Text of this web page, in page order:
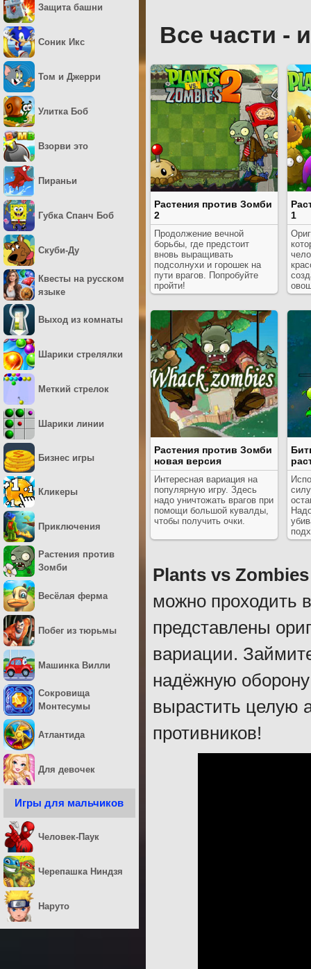
Все части -
Растения против Зомби
2
Продолжение вечной
борьбы, где предстоит
вновь выращивать
подсолнухи и горошек на
пути врагов. Попробуйте
пройти!
1
Растения против Зомби
новая версия
Интересная вариация на
популярную игру. Здесь
надо уничтожать врагов при
помощи большой кувалды,
чтобы получить очки.
Plants vs Zombies
можно проходить
представлены
вариации.
надёжную
вырастить целую
противников!
Защита башни
Соник Икс
Том и Джерри
Улитка Боб
Взорви это
Пираньи
Губка Спанч Боб
Скуби-Ду
Квесты на русском
языке
Выход из комнаты
Шарики стрелялки
Меткий стрелок
Шарики линии
Бизнес игры
Кликеры
Приключения
Растения против
Зомби
Весёлая ферма
Побег из тюрьмы
Машинка Вилли
Сокровища
Монтесумы
Атлантида
Для девочек
Игры для мальчиков
Человек-Паук
Черепашка Ниндзя
Наруто